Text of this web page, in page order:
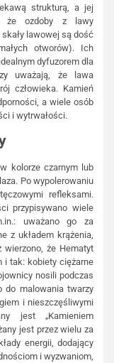
strukturą, a jej
że ozdoby z lawy
lawowej są dość
otworów). Ich
dyfuzorem dla
uważają, że lawa
człowieka. Kamień
a wiele osób
i wytrwałości.
kolorze czarnym lub
Po wypolerowaniu
refleksami.
przypisywano wiele
uważano go za
z układem krążenia,
wierzono, że Hematyt
i tak: kobiety ciężarne
nosili podczas
do malowania twarzy
i nieszczęśliwymi
jest „Kamieniem
jest przez wielu za
energii, dodający
i wyzwaniom,